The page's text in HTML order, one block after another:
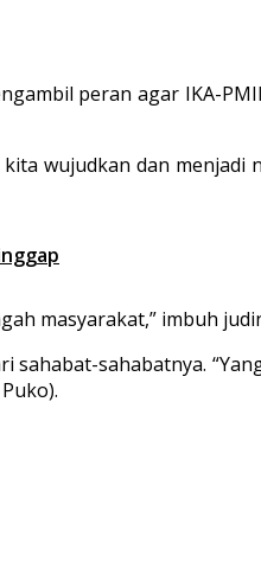
peran agar IKA-
wujudkan dan menjadi
masyarakat,” imbuh
sahabatnya.